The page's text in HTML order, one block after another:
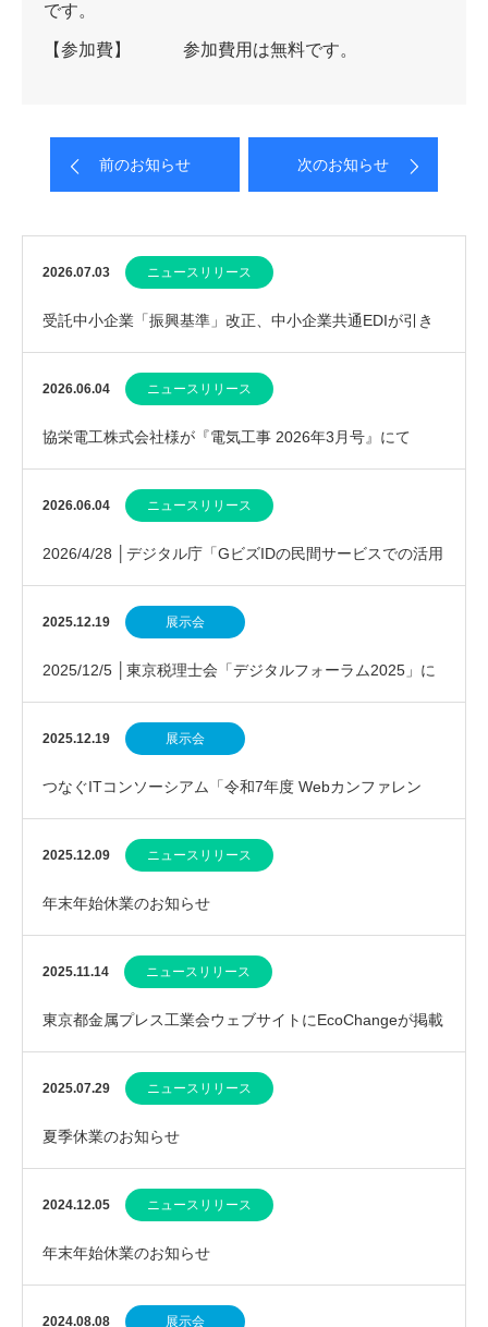
です。
【参加費】 参加費用は無料です。
前のお知らせ 次のお知らせ
2026.07.03 ニュースリリース
受託中小企業「振興基準」改正、中小企業共通EDIが引き
続き推奨されました
2026.06.04 ニュースリリース
協栄電工株式会社様が『電気工事 2026年3月号』にて
EcoChange活用を紹介
2026.06.04 ニュースリリース
2026/4/28 │デジタル庁「GビズIDの民間サービスでの活用
事例等の実証的接続実験成果」報告
2025.12.19 展示会
2025/12/5 │東京税理士会「デジタルフォーラム2025」に
参加しました
2025.12.19 展示会
つなぐITコンソーシアム「令和7年度 Webカンファレン
ス」のご案内
2025.12.09 ニュースリリース
年末年始休業のお知らせ
2025.11.14 ニュースリリース
東京都金属プレス工業会ウェブサイトにEcoChangeが掲載
されました
2025.07.29 ニュースリリース
夏季休業のお知らせ
2024.12.05 ニュースリリース
年末年始休業のお知らせ
2024.08.08 展示会